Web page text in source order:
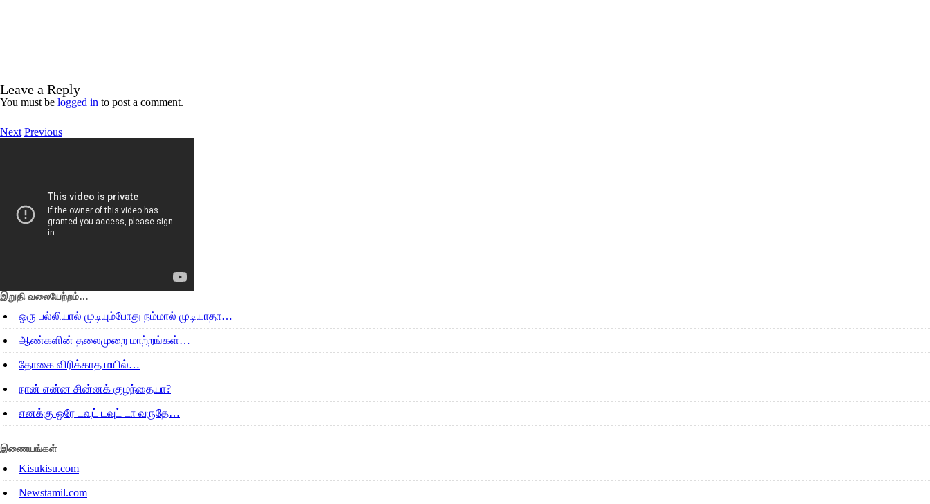
Leave a Reply
You must be logged in to post a comment.
Next Previous
இறுதி வலையேற்றம்…
ஒரு பல்லியால் முடியும்போது நம்மால் முடியாதா…
ஆண்களின் தலைமுறை மாற்றங்கள்…
தோகை விரிக்காத மயில்…
நான் என்ன சின்னக் குழந்தையா?
எனக்கு ஒரே டவுட் டவுட் டா வருதே…
இணையங்கள்
Kisukisu.com
Newstamil.com